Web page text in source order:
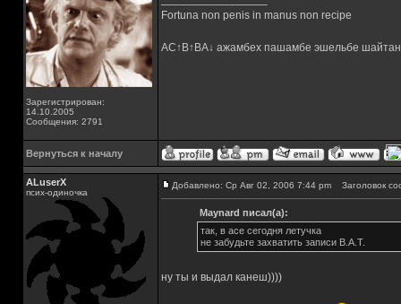
Зарегистрирован:
14.10.2005
Сообщения: 2791
Fortuna non penis in manus non recipe
AC↑B↑BA↓ ажамбех пашамбе эшельбе
Вернуться к началу
ALuserX
псих-одиночка
Добавлено: Ср Авг 02, 2006 7:44 pm Заголовок
Maynard писал(а):
так, в асе сегодня летучка
не забудьте захватить записи B.A.T.
ну ты и выдал канеш))))